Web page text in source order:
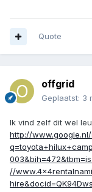
Quote
offgrid
Geplaatst: 3
Ik vind zelf dit wel
http://
//